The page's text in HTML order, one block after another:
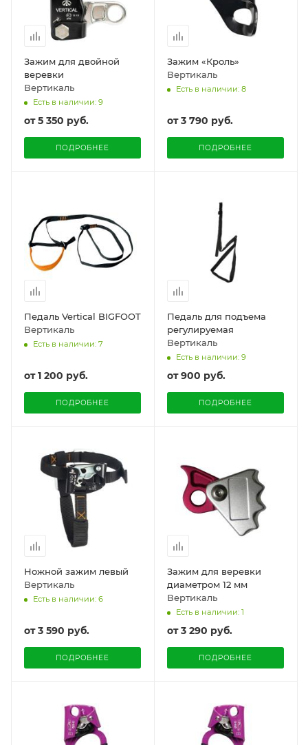
Зажим для двойной
веревки
Вертикаль
Есть в наличии: 9
от5 350 руб.
ПОДРОБНЕЕ
Зажим «Кроль»
Вертикаль
Есть в наличии: 8
от3 790 руб.
ПОДРОБНЕЕ
Педаль Vertical BIGFOOT
Вертикаль
Есть в наличии: 7
от1 200 руб.
ПОДРОБНЕЕ
Педаль для подъема
регулируемая
Вертикаль
Есть в наличии: 9
от900 руб.
ПОДРОБНЕЕ
Ножной зажим левый
Вертикаль
Есть в наличии: 6
от3 590 руб.
ПОДРОБНЕЕ
Зажим для веревки
диаметром 12 мм
Вертикаль
Есть в наличии: 1
от3 290 руб.
ПОДРОБНЕЕ